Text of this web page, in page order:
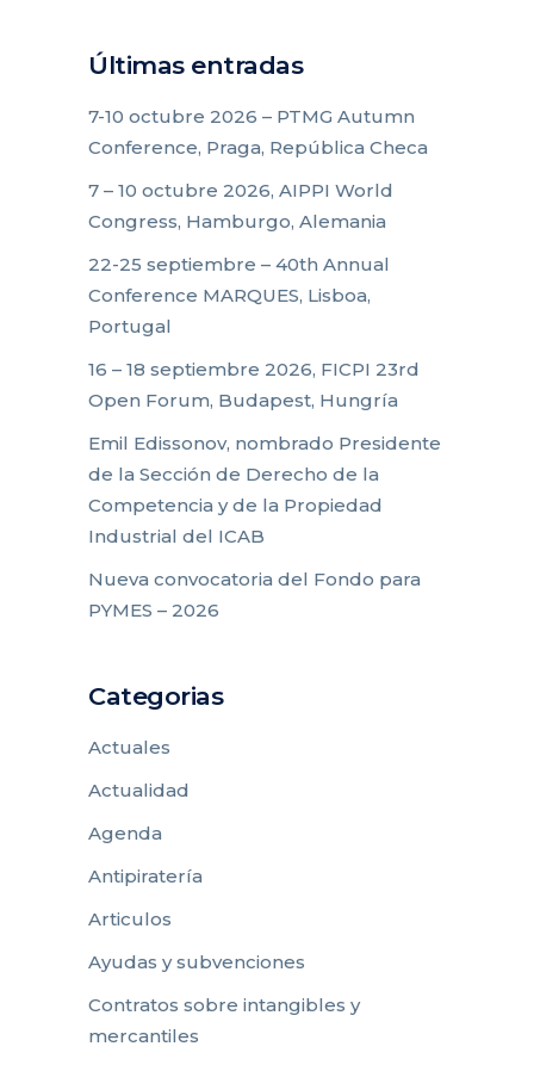
Últimas entradas
7-10 octubre 2026 – PTMG Autumn
Conference, Praga, República Checa
7 – 10 octubre 2026, AIPPI World
Congress, Hamburgo, Alemania
22-25 septiembre – 40th Annual
Conference MARQUES, Lisboa,
Portugal
16 – 18 septiembre 2026, FICPI 23rd
Open Forum, Budapest, Hungría
Emil Edissonov, nombrado Presidente
de la Sección de Derecho de la
Competencia y de la Propiedad
Industrial del ICAB
Nueva convocatoria del Fondo para
PYMES – 2026
Categorias
Actuales
Actualidad
Agenda
Antipiratería
Articulos
Ayudas y subvenciones
Contratos sobre intangibles y
mercantiles